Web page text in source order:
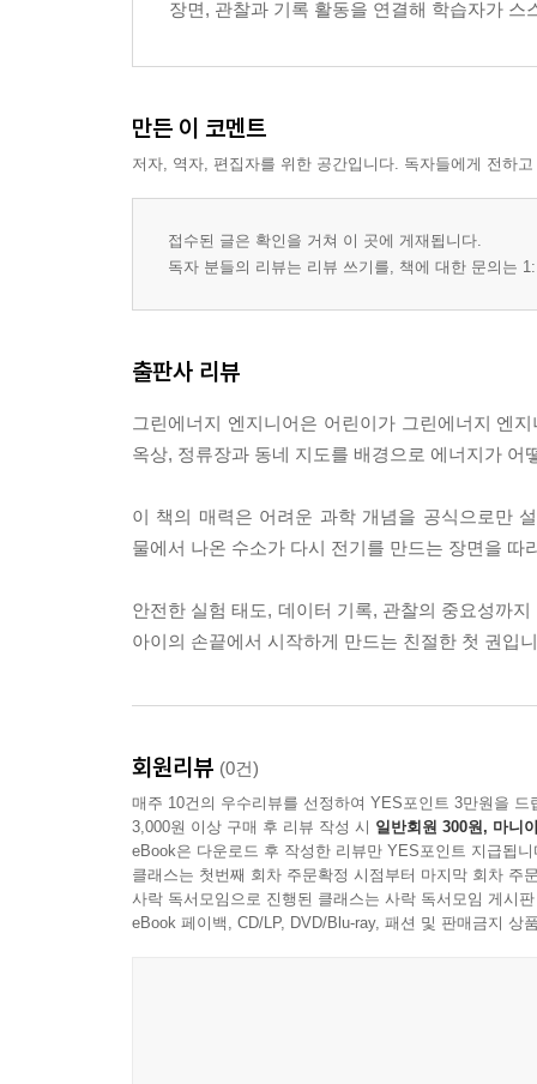
참고문헌장면, 관찰과 기록 활동을 연결해 학습자가
만든 이 코멘트
저자, 역자, 편집자를 위한 공간입니다. 독자들에게 전하
접수된 글은 확인을 거쳐 이 곳에 게재됩니다.
독자 분들의 리뷰는 리뷰 쓰기를, 책에 대한 문의는
출판사 리뷰
그린에너지 엔지니어은 어린이가 그린에너지 엔
옥상, 정류장과 동네 지도를 배경으로 에너지가
이 책의 매력은 어려운 과학 개념을 공식으로만
물에서 나온 수소가 다시 전기를 만드는 장면을
안전한 실험 태도, 데이터 기록, 관찰의 중요성까
아이의 손끝에서 시작하게 만드는 친절한 첫 권입
회원리뷰 (0건)
매주 10건의 우수리뷰를 선정하여 YES포인트 3만원을 드
3,000원 이상 구매 후 리뷰 작성 시 일반회원 300원, 마니
eBook은 다운로드 후 작성한 리뷰만 YES포인트 지급됩니
클래스는 첫번째 회차 주문확정 시점부터 마지막 회차 주
사락 독서모임으로 진행된 클래스는 사락 독서모임 게시
eBook 페이백, CD/LP, DVD/Blu-ray, 패션 및 판매금지 상